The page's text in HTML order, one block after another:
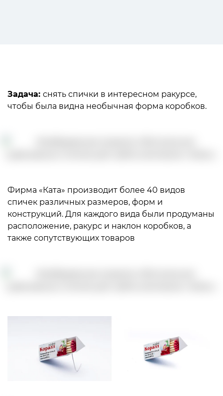
Задача: снять спички в интересном ракурсе,
чтобы была видна необычная форма коробков.
Фирма «Ката» производит более 40 видов
спичек различных размеров, форм и
конструкций. Для каждого вида были продуманы
расположение, ракурс и наклон коробков, а
также сопутствующих товаров